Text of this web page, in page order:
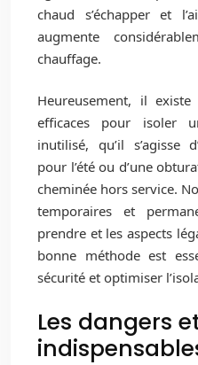
chaud s’échapper et
augmente
chauffage.
Heureusement, il
efficaces pour isoler
inutilisé, qu’il s’agisse
pour l’été ou d’une
cheminée hors service.
temporaires et
prendre et les aspects
bonne méthode est
sécurité et optimiser
Les dangers